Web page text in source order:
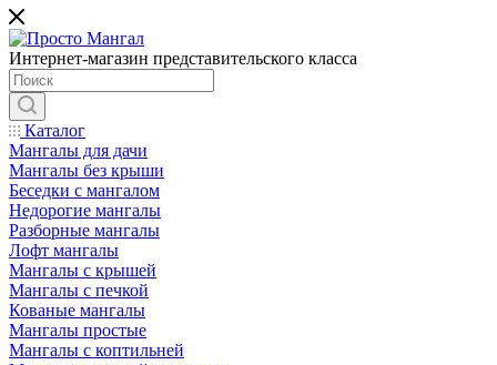
Интернет-магазин представительского класса
Каталог
Мангалы для дачи
Мангалы без крыши
Беседки с мангалом
Недорогие мангалы
Разборные мангалы
Лофт мангалы
Мангалы с крышей
Мангалы с печкой
Кованые мангалы
Мангалы простые
Мангалы с коптильней